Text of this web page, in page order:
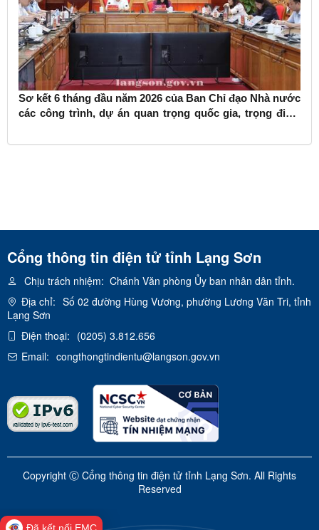
Sơ kết 6 tháng đầu năm 2026 của Ban Chỉ đạo Nhà nước
các công trình, dự án quan trọng quốc gia, trọng điểm
Cổng thông tin điện tử tỉnh Lạng Sơn
Chịu trách nhiệm: Chánh Văn phòng Ủy ban nhân dân tỉnh.
Địa chỉ: Số 02 đường Hùng Vương, phường Lương Văn Tri, tỉnh
Lạng Sơn
Điện thoại: (0205) 3.812.656
Email: congthongtindientu@langson.gov.vn
Copyright Ⓒ Cổng thông tin điện tử tỉnh Lạng Sơn. All Rights
Reserved